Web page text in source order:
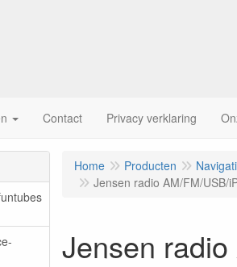
Contact Privacy verklaring
Home Producten
Jensen radio AM/FM/USB/
Jensen